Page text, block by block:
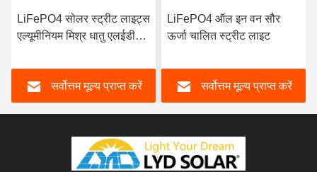
LiFePO4 सोलर स्ट्रीट लाइट्स
एल्यूमीनियम मिश्र धातु एलईडी
सर्वोत्तम मूल्य प्राप्त करें
LiFePO4 ऑल इन वन सौर
ऊर्जा चालित स्ट्रीट लाइट
सर्वोत्तम मूल्य प्राप्त करें